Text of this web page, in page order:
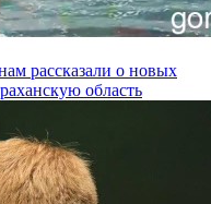
рассказали о новых
область